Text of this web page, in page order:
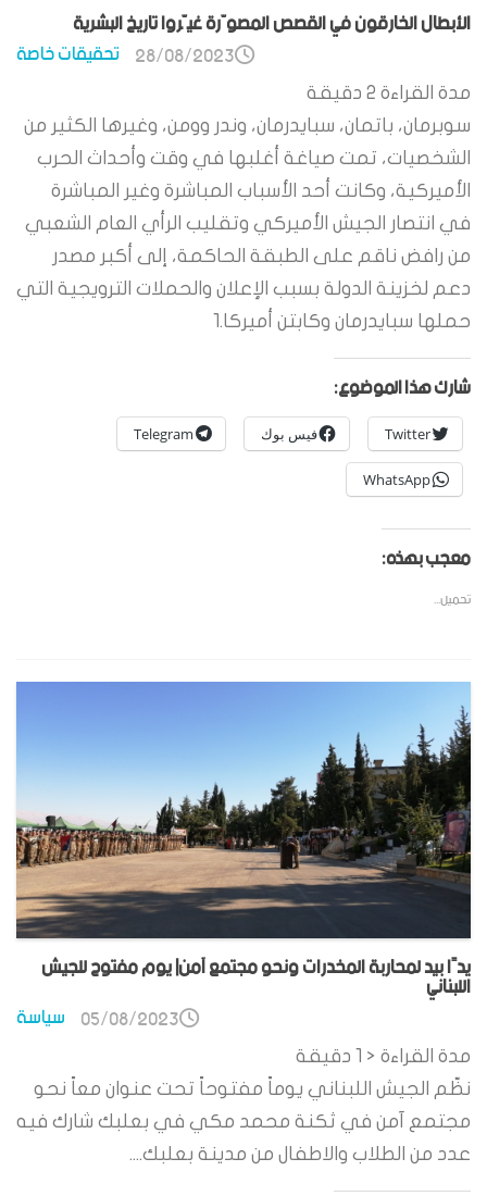
الأبطال الخارقون في القصص المصوّرة غيّروا تاريخ البشرية
تحقيقات خاصة 28/08/2023
مدة القراءة 2 دقيقة
سوبرمان، باتمان، سبايدرمان، وندر وومن، وغيرها الكثير من
الشخصيات، تمت صياغة أغلبها في وقت وأحداث الحرب
الأميركية، وكانت أحد الأسباب المباشرة وغير المباشرة
في انتصار الجيش الأميركي وتقليب الرأي العام الشعبي
من رافض ناقم على الطبقة الحاكمة، إلى أكبر مصدر
دعم لخزينة الدولة بسبب الإعلان والحملات الترويجية التي
حملها سبايدرمان وكابتن أميركا.1
شارك هذا الموضوع:
Twitter فيس بوك Telegram
WhatsApp
معجب بهذه:
تحميل...
يدًا بيد لمحاربة المخدرات ونحو مجتمع آمن| يوم مفتوح للجيش
اللبناني
سياسة 05/08/2023
مدة القراءة < 1
دقيقة
نظّم الجيش اللبناني يوماً مفتوحاً تحت عنوان معاً نحو
مجتمع آمن في ثكنة محمد مكي في بعلبك شارك فيه
عدد من الطلاب والاطفال من مدينة بعلبك....